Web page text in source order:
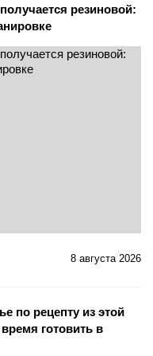
резиновой:
8 августа 2026
по рецепту из этой
готовить в